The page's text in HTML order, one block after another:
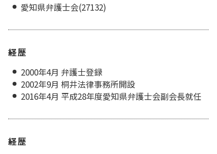
愛知県弁護士会(27132)
経歴
2000年4月 弁護士登録
2002年9月 桐井法律事務所開設
2016年4月 平成28年度愛知県弁護士会副会長就任
経歴